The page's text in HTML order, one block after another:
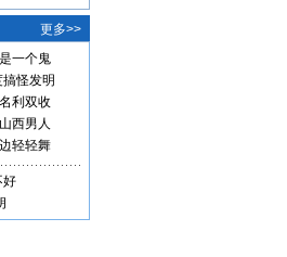
更多>>
一个鬼
怪发明
利双收
西男人
轻轻舞
好